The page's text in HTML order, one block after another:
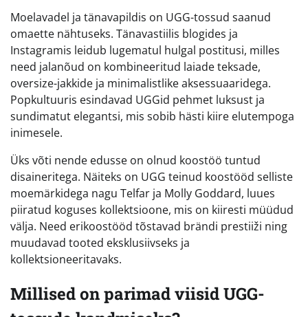
Moelavadel ja tänavapildis on UGG-tossud saanud
omaette nähtuseks. Tänavastiilis blogides ja
Instagramis leidub lugematul hulgal postitusi, milles
need jalanõud on kombineeritud laiade teksade,
oversize-jakkide ja minimalistlike aksessuaaridega.
Popkultuuris esindavad UGGid pehmet luksust ja
sundimatut elegantsi, mis sobib hästi kiire elutempoga
inimesele.
Üks võti nende edusse on olnud koostöö tuntud
disaineritega. Näiteks on UGG teinud koostööd selliste
moemärkidega nagu Telfar ja Molly Goddard, luues
piiratud koguses kollektsioone, mis on kiiresti müüdud
välja. Need erikoostööd tõstavad brändi prestiiži ning
muudavad tooted eksklusiivseks ja
kollektsioneeritavaks.
Millised on parimad viisid UGG-